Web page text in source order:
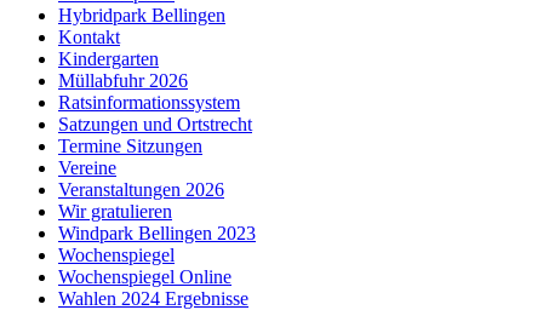
Hybridpark Bellingen
Kontakt
Kindergarten
Müllabfuhr 2026
Ratsinformationssystem
Satzungen und Ortstrecht
Termine Sitzungen
Vereine
Veranstaltungen 2026
Wir gratulieren
Windpark Bellingen 2023
Wochenspiegel
Wochenspiegel Online
Wahlen 2024 Ergebnisse